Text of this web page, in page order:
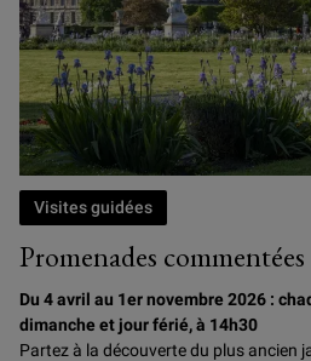
Promenades commentées
Visites guidées
Du 4 avril au 1er novembre 2026 :
dimanche et jour férié, à 14h30
Partez à la découverte du plus ancien